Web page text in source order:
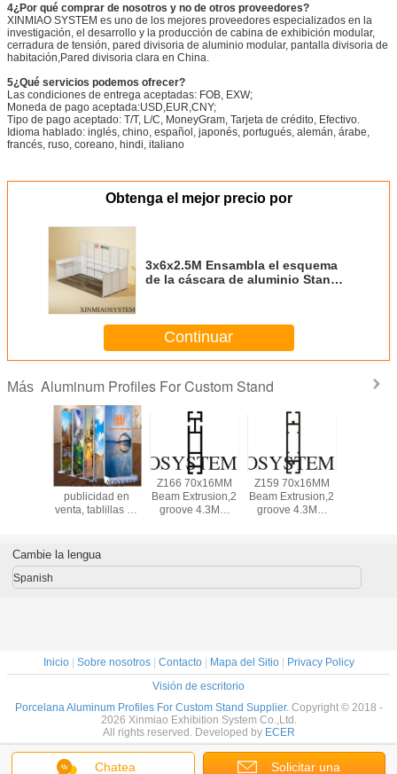
4¿Por qué comprar de nosotros y no de otros proveedores?
XINMIAO SYSTEM es uno de los mejores proveedores especializados en la
investigación, el desarrollo y la producción de cabina de exhibición modular,
cerradura de tensión, pared divisoria de aluminio modular, pantalla divisoria de
habitación,Pared divisoria clara en China.
5¿Qué servicios podemos ofrecer?
Las condiciones de entrega aceptadas: FOB, EXW;
Moneda de pago aceptada:USD,EUR,CNY;
Tipo de pago aceptado: T/T, L/C, MoneyGram, Tarjeta de crédito, Efectivo.
Idioma hablado: inglés, chino, español, japonés, portugués, alemán, árabe,
francés, ruso, coreano, hindi, italiano
Obtenga el mejor precio por
3x6x2.5M Ensambla el esquema
de la cáscara de aluminio Stand
Continuar
Más Aluminum Profiles For Custom Stand
Tableros de
publicidad en
venta, tablillas de
muestras de
publicidad
Z166 70x16MM
Beam Extrusion,2
groove 4.3MM
Z159 70x16MM
Beam Extrusion,2
groove 4.3MM
aprisa
Chatea Solicitar una
Cambie la lengua
Spanish
Inicio| Sobre nosotros| Contacto| Mapa del Sitio| Privacy Policy
Visión de escritorio
Porcelana Aluminum Profiles For Custom Stand Supplier. Copyright © 2018 -
2026 Xinmiao Exhibition System Co.,Ltd.
All rights reserved. Developed by ECER